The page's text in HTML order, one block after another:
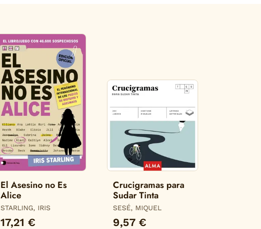
El Asesino no Es
Alice
STARLING, IRIS
17,21 €
Crucigramas para
Sudar Tinta
SESÉ, MIQUEL
9,57 €